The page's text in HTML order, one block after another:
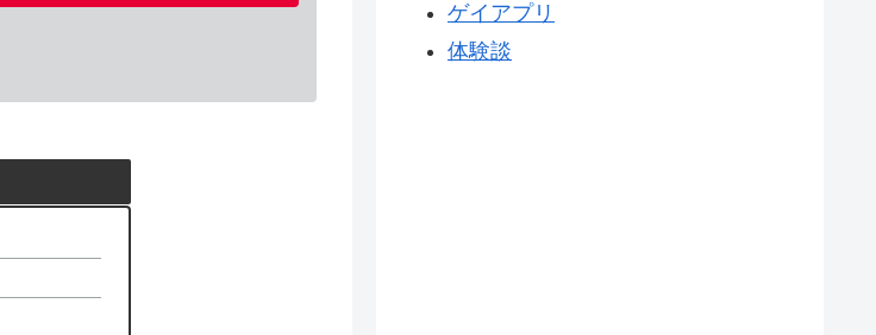
ゲイアプリ
体験談